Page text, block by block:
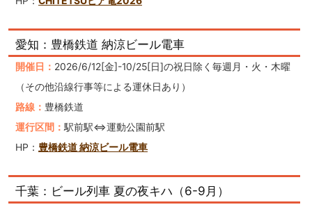
愛知：豊橋鉄道 納涼ビール電車
開催日： 2026/6/12[金]-10/25[日]の祝日除く毎週月・火・木曜
（その他沿線行事等による運休日あり）
路線： 豊橋鉄道
運行区間： 駅前駅⇔運動公園前駅
HP： 豊橋鉄道 納涼ビール電車
千葉：ビール列車 夏の夜キハ（6-9月）